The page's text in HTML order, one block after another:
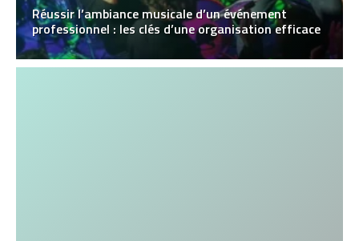
Réussir l’ambiance musicale d’un événement
professionnel : les clés d’une organisation efficace